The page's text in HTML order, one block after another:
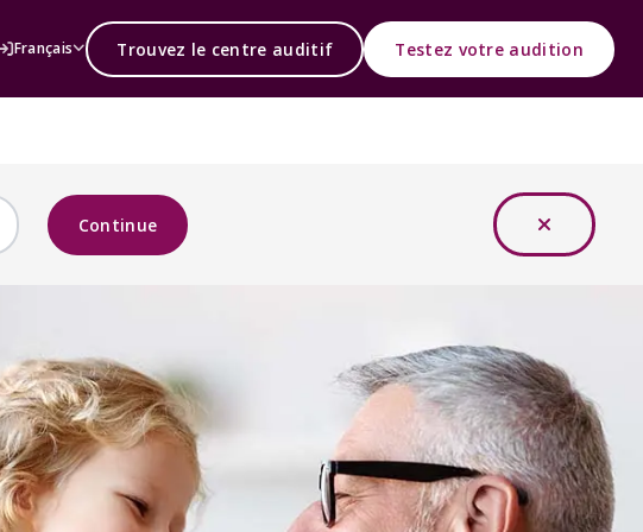
Français Trouvez le centre auditif Testez votre audition
Continue